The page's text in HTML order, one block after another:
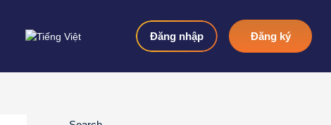
Đăng nhập Đăng ký